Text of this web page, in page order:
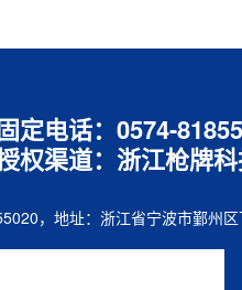
定电话：0574-
渠道：浙江枪牌
，地址：浙江省宁波市鄞州